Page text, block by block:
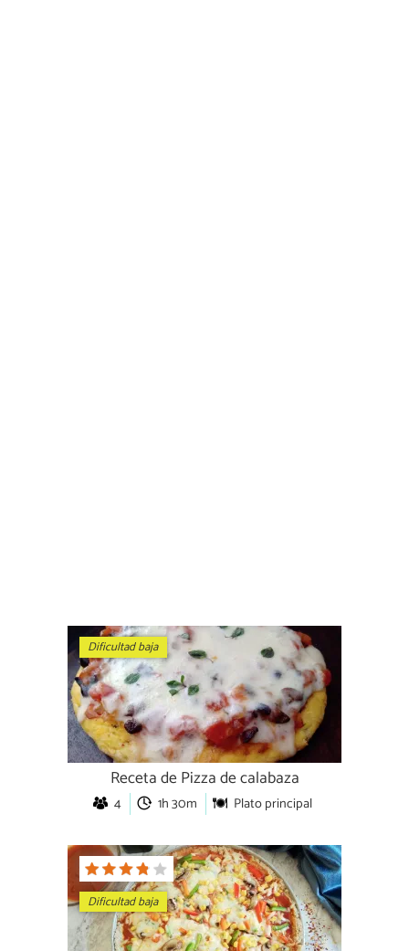
Dificultad baja
Receta de Pizza de calabaza
4 1h 30m Plato principal
Dificultad baja